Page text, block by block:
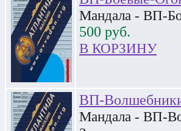
Мандала - ВП-
500 руб.
В КОРЗИНУ
ВП-
Мандала - ВП-